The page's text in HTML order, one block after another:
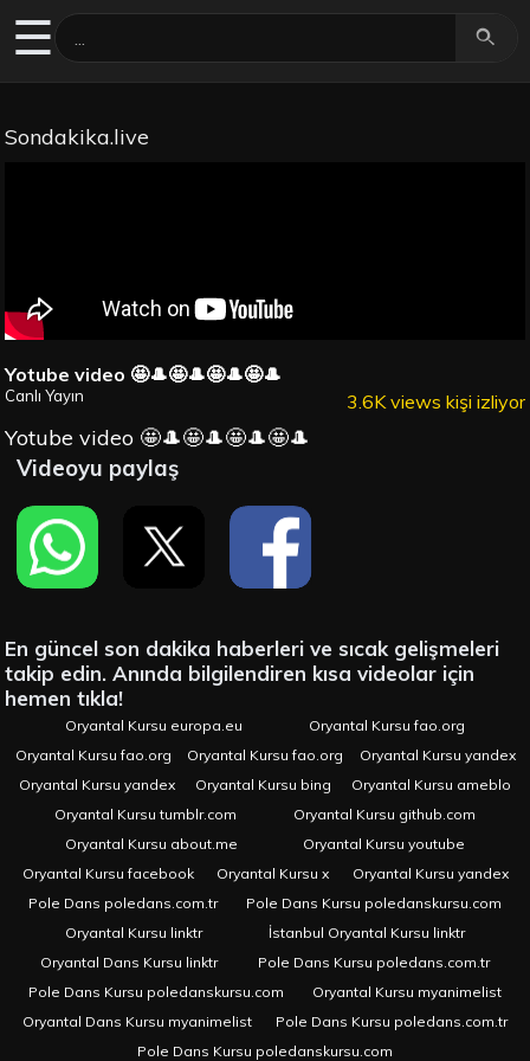
☰
Sondakika.live
Yotube video 🤩🎩🤩🎩🤩🎩🤩🎩
Canlı Yayın 3.6K views kişi izliyor
Yotube video 🤩🎩🤩🎩🤩🎩🤩🎩
Videoyu paylaş
En güncel son dakika haberleri ve sıcak gelişmeleri
takip edin. Anında bilgilendiren kısa videolar için
hemen tıkla!
Oryantal Kursu europa.eu
Oryantal Kursu fao.org
Oryantal Kursu fao.org
Oryantal Kursu fao.org
Oryantal Kursu yandex
Oryantal Kursu yandex
Oryantal Kursu bing
Oryantal Kursu ameblo
Oryantal Kursu tumblr.com
Oryantal Kursu github.com
Oryantal Kursu about.me
Oryantal Kursu youtube
Oryantal Kursu facebook
Oryantal Kursu x
Oryantal Kursu yandex
Pole Dans poledans.com.tr
Pole Dans Kursu poledanskursu.com
Oryantal Kursu linktr
İstanbul Oryantal Kursu linktr
Oryantal Dans Kursu linktr
Pole Dans Kursu poledans.com.tr
Pole Dans Kursu poledanskursu.com
Oryantal Kursu myanimelist
Oryantal Dans Kursu myanimelist
Pole Dans Kursu poledans.com.tr
Pole Dans Kursu poledanskursu.com